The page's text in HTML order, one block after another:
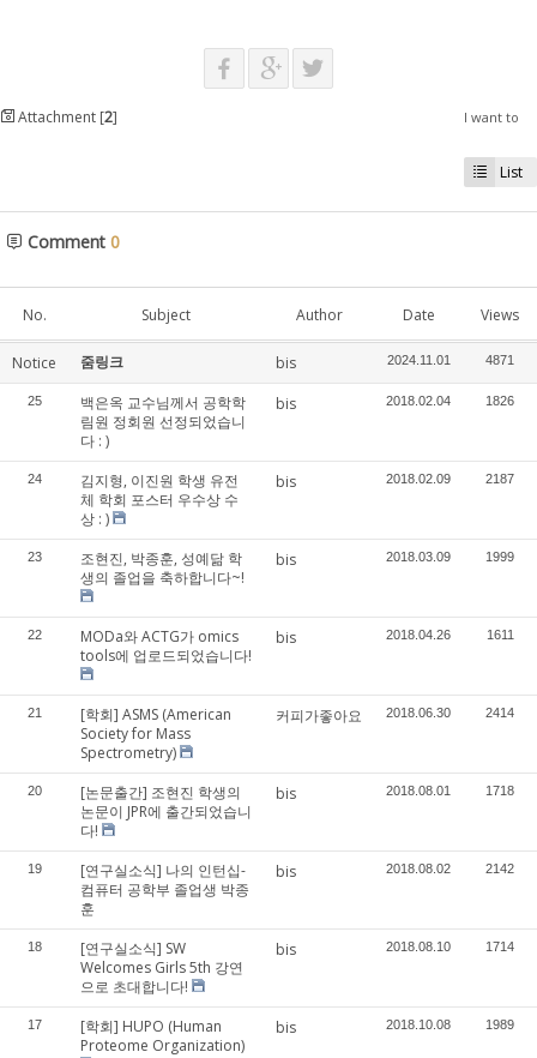
Attachment [2] I want to
List
Comment 0
No. Subject Author Date Views
Notice 줌링크 bis 2024.11.01 4871
25
백은옥 교수님께서 공학학
림원 정회원 선정되었습니
다 : )
bis 2018.02.04 1826
24
김지형, 이진원 학생 유전
체 학회 포스터 우수상 수
상 : )
bis 2018.02.09 2187
23
조현진, 박종훈, 성예닮 학
생의 졸업을 축하합니다~!
bis 2018.03.09 1999
22
MODa와 ACTG가 omics
tools에 업로드되었습니다!
bis 2018.04.26 1611
21
[학회] ASMS (American
Society for Mass
Spectrometry)
커피가좋아요 2018.06.30 2414
20
[논문출간] 조현진 학생의
논문이 JPR에 출간되었습니
다!
bis 2018.08.01 1718
19
[연구실소식] 나의 인턴십-
컴퓨터 공학부 졸업생 박종
훈
bis 2018.08.02 2142
18
[연구실소식] SW
Welcomes Girls 5th 강연
으로 초대합니다!
bis 2018.08.10 1714
17
[학회] HUPO (Human
Proteome Organization)
bis 2018.10.08 1989